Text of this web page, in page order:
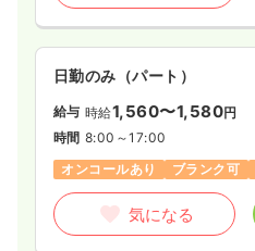
日勤のみ（パート）
給与 時給1,560〜1,580円
時間 8:00～17:00
オンコールあり
ブランク可
気になる